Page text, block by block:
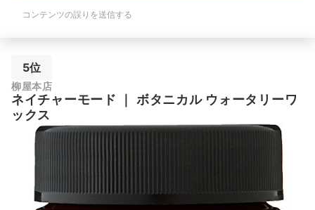
コンテンツの誤りを送信する
5位
柳屋本店
ネイチャーモード
ボタニカル ウォータリーワ
ックス